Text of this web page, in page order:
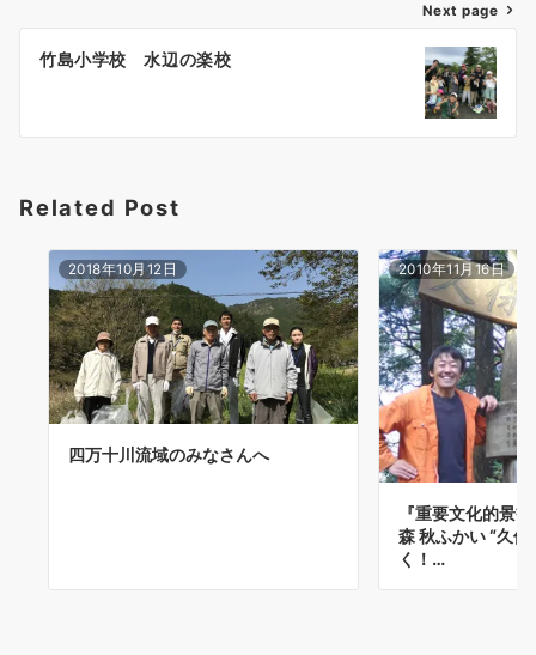
シ
ン
Next page
竹島小学校 水辺の楽校
Related Post
2018年10月12日
四万十川流域のみなさんへ
2010年11月16日
『重要文化的景
森 秋ふかい “久
く！…